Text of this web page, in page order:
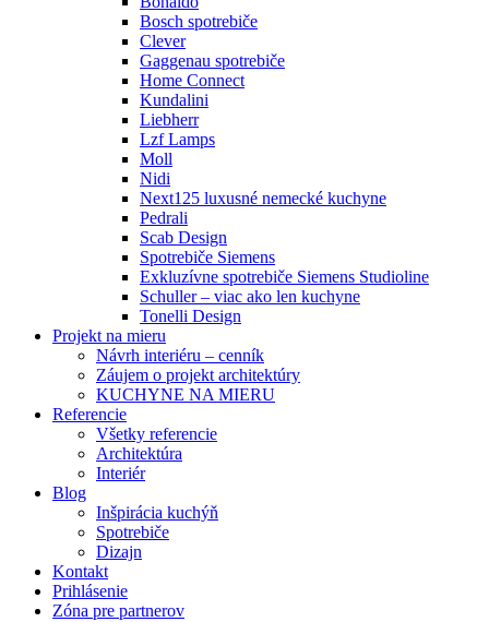
Bosch spotrebiče
Clever
Gaggenau spotrebiče
Home Connect
Kundalini
Liebherr
Lzf Lamps
Moll
Nidi
Next125 luxusné nemecké kuchyne
Pedrali
Scab Design
Spotrebiče Siemens
Exkluzívne spotrebiče Siemens Studioline
Schuller – viac ako len kuchyne
Tonelli Design
Projekt na mieru
Návrh interiéru – cenník
Záujem o projekt architektúry
KUCHYNE NA MIERU
Referencie
Všetky referencie
Architektúra
Interiér
Blog
Inšpirácia kuchýň
Spotrebiče
Dizajn
Kontakt
Prihlásenie
Zóna pre partnerov